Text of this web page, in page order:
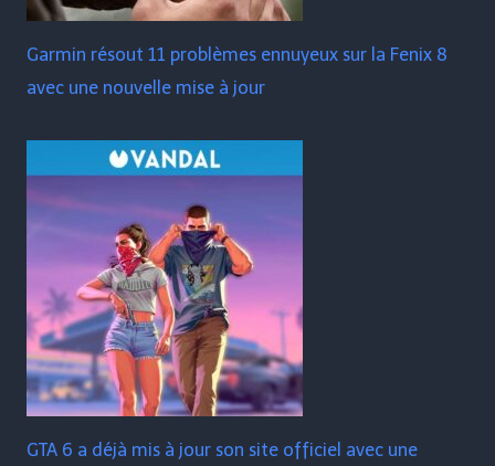
Garmin résout 11 problèmes ennuyeux sur la Fenix ​​​​8
avec une nouvelle mise à jour
GTA 6 a déjà mis à jour son site officiel avec une